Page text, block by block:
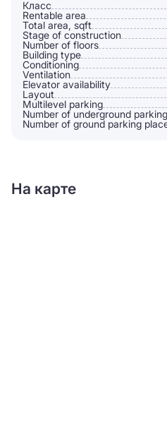
Класс
Rentable area
Total area, sqft
Stage of construction
Number of floors
Building type
Conditioning
Ventilation
Elevator availability
Layout
Multilevel parking
Number of underground
Number of ground parking
На карте